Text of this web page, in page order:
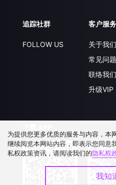
追踪社群
FOLLOW US
客户服务
关于我们
常见问题
联络我们
升级VIP
为提供您更多优质的服务与内容，
继续阅览本网站内容，即表示您同
私权政策资讯，请阅读我们的隐私权
我知